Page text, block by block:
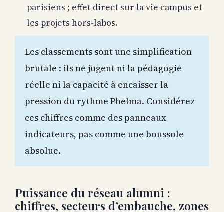
parisiens ; effet direct sur la vie campus et
les projets hors-labos.
Les classements sont une simplification
brutale : ils ne jugent ni la pédagogie
réelle ni la capacité à encaisser la
pression du rythme Phelma. Considérez
ces chiffres comme des panneaux
indicateurs, pas comme une boussole
absolue.
Puissance du réseau alumni :
chiffres, secteurs d’embauche, zones